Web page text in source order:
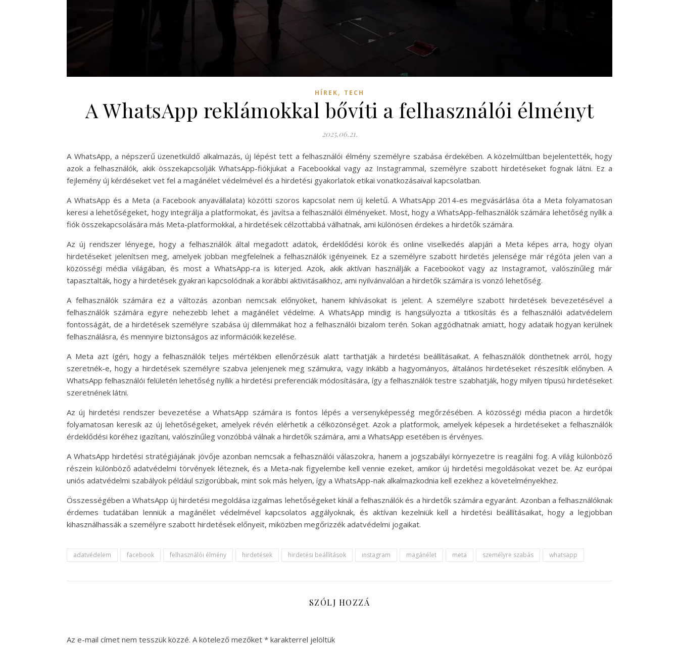
HÍREK, TECH
A WhatsApp reklámokkal bővíti a felhasználói élményt
2025.06.21.
A WhatsApp, a népszerű üzenetküldő alkalmazás, új lépést tett a felhasználói élmény személyre szabása érdekében. A közelmúltban bejelentették, hogy
azok a felhasználók, akik összekapcsolják WhatsApp-fiókjukat a Facebookkal vagy az Instagrammal, személyre szabott hirdetéseket fognak látni. Ez a
fejlemény új kérdéseket vet fel a magánélet védelmével és a hirdetési gyakorlatok etikai vonatkozásaival kapcsolatban.
A WhatsApp és a Meta (a Facebook anyavállalata) közötti szoros kapcsolat nem új keletű. A WhatsApp 2014-es megvásárlása óta a Meta folyamatosan
keresi a lehetőségeket, hogy integrálja a platformokat, és javítsa a felhasználói élményeket. Most, hogy a WhatsApp-felhasználók számára lehetőség nyílik a
fiók összekapcsolására más Meta-platformokkal, a hirdetések célzottabbá válhatnak, ami különösen érdekes a hirdetők számára.
Az új rendszer lényege, hogy a felhasználók által megadott adatok, érdeklődési körök és online viselkedés alapján a Meta képes arra, hogy olyan
hirdetéseket jelenítsen meg, amelyek jobban megfelelnek a felhasználók igényeinek. Ez a személyre szabott hirdetés jelensége már régóta jelen van a
közösségi média világában, és most a WhatsApp-ra is kiterjed. Azok, akik aktívan használják a Facebookot vagy az Instagramot, valószínűleg már
tapasztalták, hogy a hirdetések gyakran kapcsolódnak a korábbi aktivitásaikhoz, ami nyilvánvalóan a hirdetők számára is vonzó lehetőség.
A felhasználók számára ez a változás azonban nemcsak előnyöket, hanem kihívásokat is jelent. A személyre szabott hirdetések bevezetésével a
felhasználók számára egyre nehezebb lehet a magánélet védelme. A WhatsApp mindig is hangsúlyozta a titkosítás és a felhasználói adatvédelem
fontosságát, de a hirdetések személyre szabása új dilemmákat hoz a felhasználói bizalom terén. Sokan aggódhatnak amiatt, hogy adataik hogyan kerülnek
felhasználásra, és mennyire biztonságos az információik kezelése.
A Meta azt ígéri, hogy a felhasználók teljes mértékben ellenőrzésük alatt tarthatják a hirdetési beállításaikat. A felhasználók dönthetnek arról, hogy
szeretnék-e, hogy a hirdetések személyre szabva jelenjenek meg számukra, vagy inkább a hagyományos, általános hirdetéseket részesítik előnyben. A
WhatsApp felhasználói felületén lehetőség nyílik a hirdetési preferenciák módosítására, így a felhasználók testre szabhatják, hogy milyen típusú hirdetéseket
szeretnének látni.
Az új hirdetési rendszer bevezetése a WhatsApp számára is fontos lépés a versenyképesség megőrzésében. A közösségi média piacon a hirdetők
folyamatosan keresik az új lehetőségeket, amelyek révén elérhetik a célközönséget. Azok a platformok, amelyek képesek a hirdetéseket a felhasználók
érdeklődési köréhez igazítani, valószínűleg vonzóbbá válnak a hirdetők számára, ami a WhatsApp esetében is érvényes.
A WhatsApp hirdetési stratégiájának jövője azonban nemcsak a felhasználói válaszokra, hanem a jogszabályi környezetre is reagálni fog. A világ különböző
részein különböző adatvédelmi törvények léteznek, és a Meta-nak figyelembe kell vennie ezeket, amikor új hirdetési megoldásokat vezet be. Az európai
uniós adatvédelmi szabályok például szigorúbbak, mint sok más helyen, így a WhatsApp-nak alkalmazkodnia kell ezekhez a követelményekhez.
Összességében a WhatsApp új hirdetési megoldása izgalmas lehetőségeket kínál a felhasználók és a hirdetők számára egyaránt. Azonban a felhasználóknak
érdemes tudatában lenniük a magánélet védelmével kapcsolatos aggályoknak, és aktívan kezelniük kell a hirdetési beállításaikat, hogy a legjobban
kihasználhassák a személyre szabott hirdetések előnyeit, miközben megőrizzék adatvédelmi jogaikat.
adatvédelem facebook felhasználói élmény hirdetések hirdetési beállítások instagram magánélet meta személyre szabás whatsapp
SZÓLJ HOZZÁ
Az e-mail címet nem tesszük közzé. A kötelező mezőket * karakterrel jelöltük